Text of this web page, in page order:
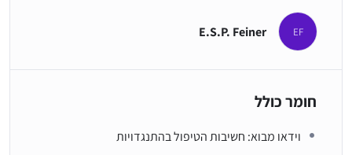
EF
E.S.P. Feiner
חומר כולל
וידאו מבוא: חשיבות הטיפול בהתנגדויות